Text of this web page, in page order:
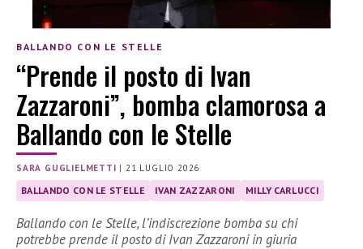
BALLANDO CON LE STELLE
“Prende il posto di Ivan
Zazzaroni”, bomba clamorosa a
Ballando con le Stelle
SARA GUGLIELMETTI |21 LUGLIO 2026
BALLANDO CON LE STELLE IVAN ZAZZARONI MILLY CARLUCCI
Ballando con le Stelle, l’indiscrezione bomba su chi
potrebbe prende il posto di Ivan Zazzaroni in giuria